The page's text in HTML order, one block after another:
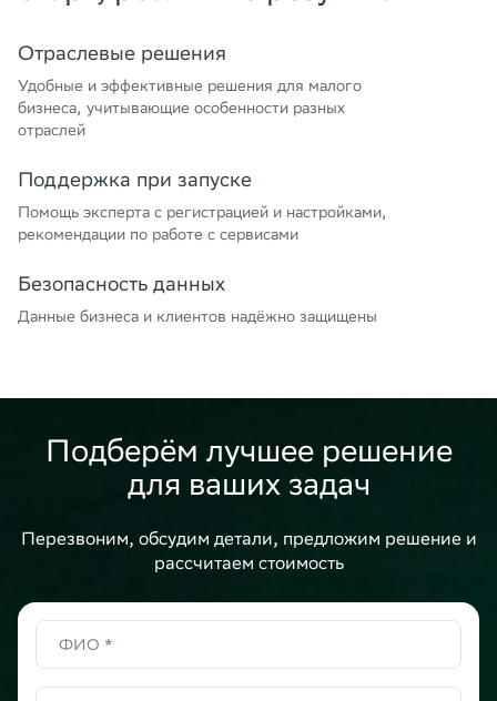
Отраслевые решения
Удобные и эффективные решения для малого
бизнеса, учитывающие особенности разных
отраслей
Поддержка при запуске
Помощь эксперта с регистрацией и настройками,
рекомендации по работе с сервисами
Безопасность данных
Данные бизнеса и клиентов надёжно защищены
Подберём лучшее решение
для ваших задач
Перезвоним, обсудим детали, предложим решение и
рассчитаем стоимость